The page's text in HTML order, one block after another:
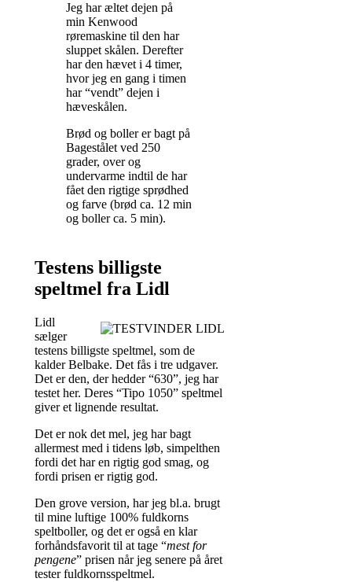
Jeg har æltet dejen på
min Kenwood
røremaskine til den har
sluppet skålen. Derefter
har den hævet i 4 timer,
hvor jeg en gang i timen
har “vendt” dejen i
hæveskålen.
Brød og boller er bagt på
Bagestålet ved 250
grader, over og
undervarme indtil de har
fået den rigtige sprødhed
og farve (brød ca. 12 min
og boller ca. 5 min).
Testens billigste
speltmel fra Lidl
Lidl
sælger
testens billigste speltmel, som de
kalder Belbake. Det fås i tre udgaver.
Det er den, der hedder “630”, jeg har
testet her. Deres “Tipo 1050” speltmel
giver et lignende resultat.
Det er nok det mel, jeg har bagt
allermest med i tidens løb, simpelthen
fordi det har en rigtig god smag, og
fordi prisen er rigtig god.
Den grove version, har jeg bl.a. brugt
til mine luftige 100% fuldkorns
speltboller, og det er også en klar
forhåndsfavorit til at tage “mest for
pengene” prisen når jeg senere på året
tester fuldkornsspeltmel.